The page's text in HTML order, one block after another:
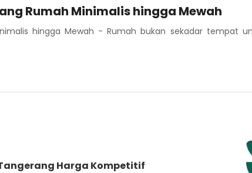
Rumah Minimalis hingga Mewah
hingga Mewah - Rumah bukan sekadar tempat
Harga Kompetitif